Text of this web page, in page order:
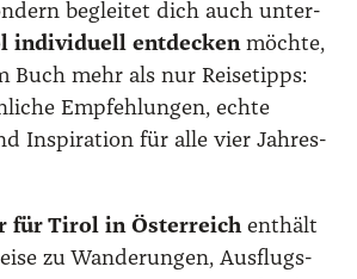
beglei­tet dich auch unter­
indi­vi­du­ell ent­de­ckenmöch­te,
Buch mehr als nur Rei­se­tipps:
Emp­feh­lun­gen, ech­te
Inspi­ra­ti­on für alle vier Jah­res­
für Tirol in Öster­reichent­hält
zu Wan­de­run­gen, Aus­flugs­